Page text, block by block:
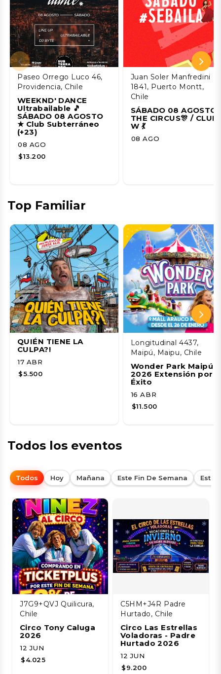
Paseo Orrego Luco 46,
Providencia, Chile
WEEKND' DANCE
Ultrabailable 🎵
SÁBADO 08 AGOSTO
★ Club Subterráneo
(+23)
08 AGO
$13.200
Juan Soler Manfredini
1841, Puerto Montt,
Chile
SÁBADO 08 AGOSTO
THE CIRCUS🎊 / CLUB
W 💃
08 AGO
Top Familiar
QUIÉN TIENE LA
CULPA?!
17 ABR
$5.500
Longitudinal 4437,
Maipú, Maipu, Chile
Wonder Park Maipú
2026 Extensión por
Éxito
16 ABR
$11.500
Todos los eventos
Todos Hoy Mañana Este Fin De Semana Esta
J7G9+QVJ Quilicura,
Chile
Circo Tony Caluga
2026
12 JUN
$4.025
C5HM+J4R Padre
Hurtado, Chile
Circo Las Estrellas
Voladoras - Padre
Hurtado 2026
12 JUN
$9.200